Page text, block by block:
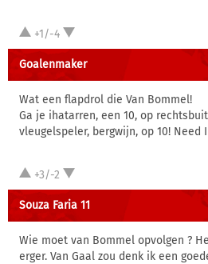
+1/-4
Goalenmaker
Wat een flapdrol die Van Bommel!
Ga je ihatarren, een 10, op
vleugelspeler, bergwijn, op 10! Need
+3/-2
Souza Faria 11
Wie moet van Bommel opvolgen ?
erger. Van Gaal zou denk ik een